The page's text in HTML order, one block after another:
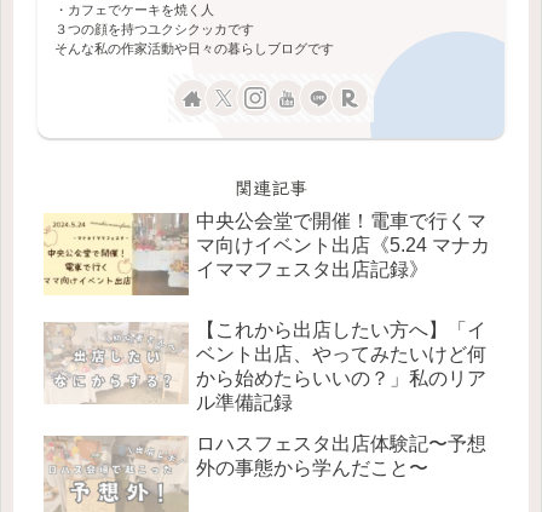
・カフェでケーキを焼く人
３つの顔を持つユクシクッカです
そんな私の作家活動や日々の暮らしブログです
関連記事
中央公会堂で開催！電車で行くマ
マ向けイベント出店《5.24 マナカ
イママフェスタ出店記録》
【これから出店したい方へ】「イ
ベント出店、やってみたいけど何
から始めたらいいの？」私のリア
ル準備記録
ロハスフェスタ出店体験記〜予想
外の事態から学んだこと〜